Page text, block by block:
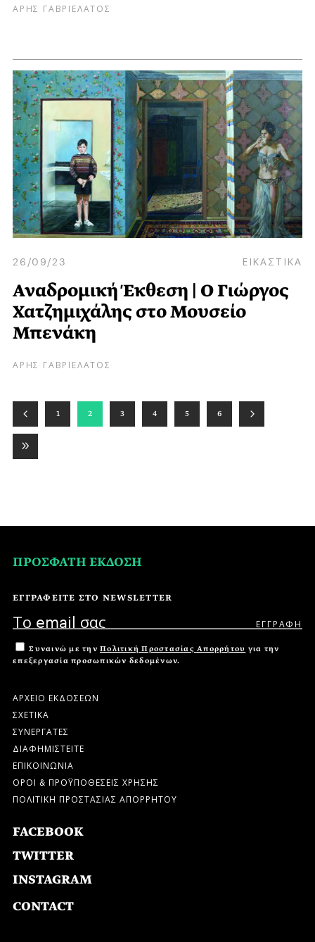
ΑΡΗΣ ΓΑΒΡΙΕΛΑΤΟΣ
26/09/23 ΕΙΚΑΣΤΙΚΑ
Αναδρομική Έκθεση | Ο Γιώργος
Χατζημιχάλης στο Μουσείο
Μπενάκη
ΑΡΗΣ ΓΑΒΡΙΕΛΑΤΟΣ
1 2 3 4 5 6
ΠΡΟΣΦΑΤΗ ΕΚΔΟΣΗ
ΕΓΓΡΑΦΕΙΤΕ ΣΤΟ NEWSLETTER
Συναινώ με την Πολιτική Προστασίας Απορρήτου για την
επεξεργασία προσωπικών δεδομένων.
ΑΡΧΕΙΟ ΕΚΔΟΣΕΩΝ
ΣΧΕΤΙΚΑ
ΣΥΝΕΡΓΑΤΕΣ
ΔΙΑΦΗΜΙΣΤΕΙΤΕ
ΕΠΙΚΟΙΝΩΝΙΑ
ΟΡΟΙ & ΠΡΟΫΠΟΘΕΣΕΙΣ ΧΡΗΣΗΣ
ΠΟΛΙΤΙΚΗ ΠΡΟΣΤΑΣΙΑΣ ΑΠΟΡΡΗΤΟΥ
FACEBOOK
TWITTER
INSTAGRAM
CONTACT